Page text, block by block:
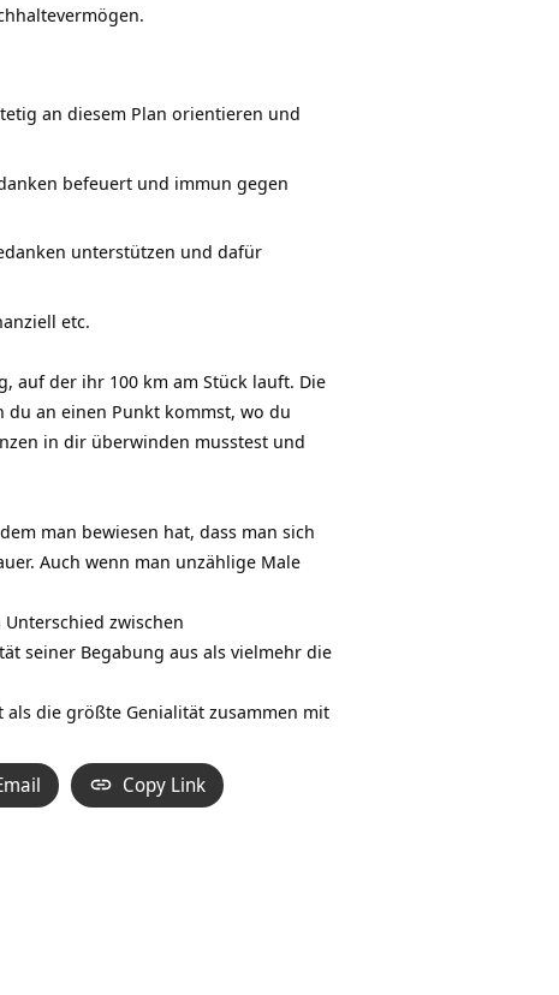
an diesem Plan orientieren und
befeuert und immun gegen
unterstützen und dafür
etc.
auf der ihr 100 km am Stück lauft. Die
an einen Punkt kommst, wo du
in dir überwinden musstest und
man bewiesen hat, dass man sich
Auch wenn man unzählige Male
zwischen
seiner Begabung aus als vielmehr die
die größte Genialität zusammen mit
Copy Link